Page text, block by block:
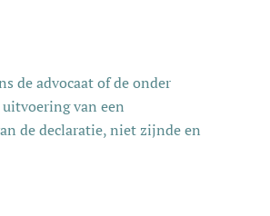
de advocaat of de onder
van een
de declaratie, niet zijnde en